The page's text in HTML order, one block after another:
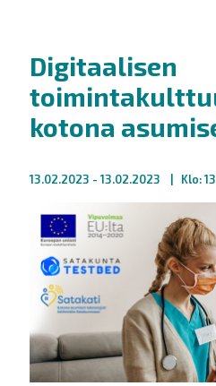
Digitaalisen
kotona
13.02.2023 - 13.02.2023 Klo: